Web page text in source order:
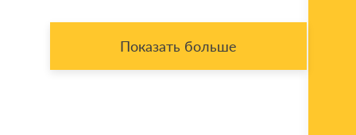
Показать больше